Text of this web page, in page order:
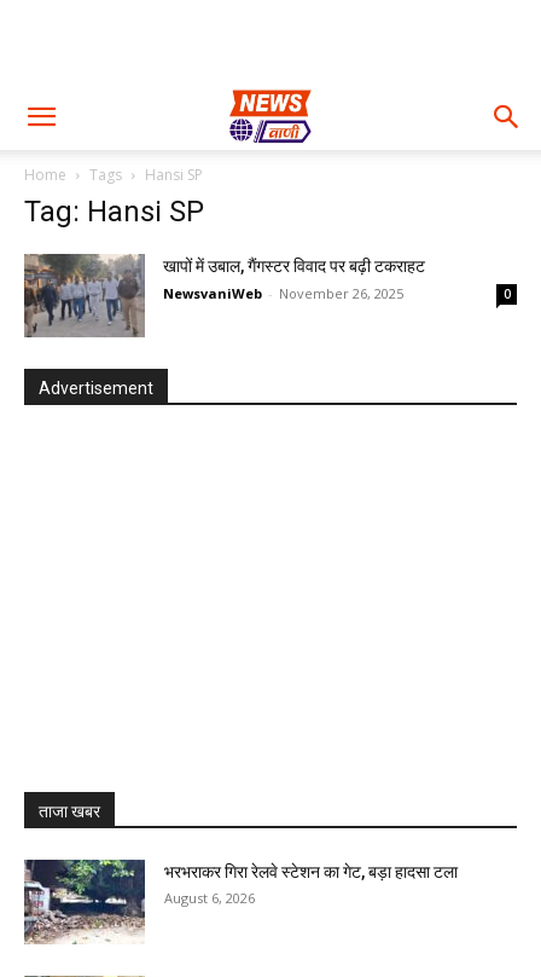
Home Tags Hansi SP
Tag: Hansi SP
खापों में उबाल, गैंगस्टर विवाद पर बढ़ी टकराहट
NewsvaniWeb - November 26, 2025 0
Advertisement
ताजा खबर
भरभराकर गिरा रेलवे स्टेशन का गेट, बड़ा हादसा टला
August 6, 2026